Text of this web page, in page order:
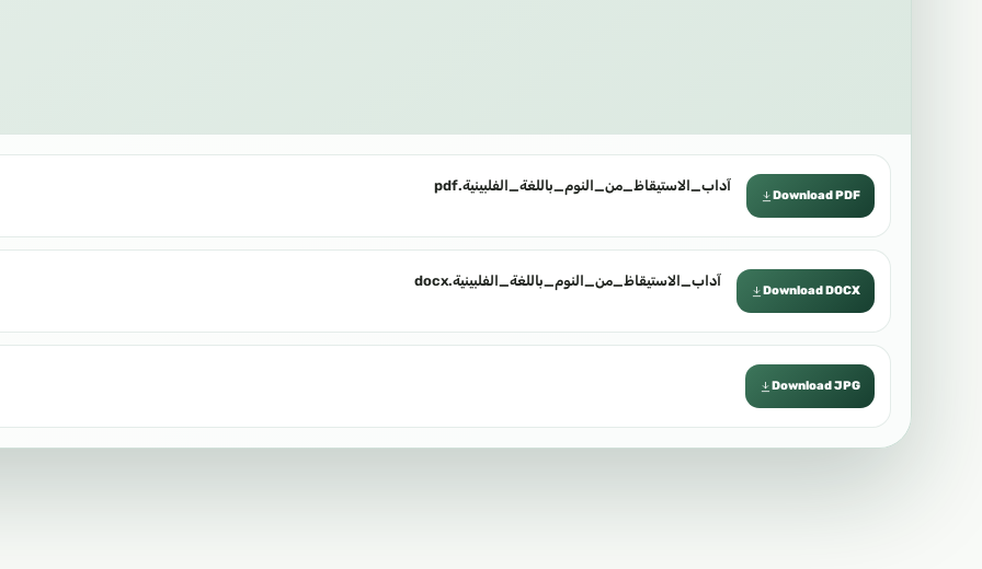
آداب_الاستيقاظ_من_النوم_باللغة_الفلبينية.pdf
Download PDF
آداب_الاستيقاظ_من_النوم_باللغة_الفلبينية.docx
Download DOCX
Download JPG